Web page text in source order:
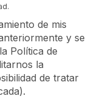
de mis
y se
Política de
la
de tratar